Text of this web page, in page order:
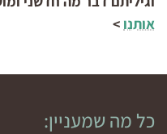
אותנו >
כל מה שמעניין: